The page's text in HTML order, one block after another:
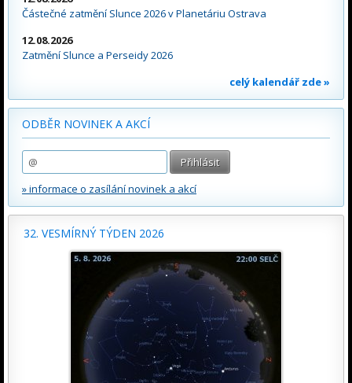
Částečné zatmění Slunce 2026 v Planetáriu Ostrava
12.08.2026
Zatmění Slunce a Perseidy 2026
celý kalendář zde »
ODBĚR NOVINEK A AKCÍ
» informace o zasílání novinek a akcí
32. VESMÍRNÝ TÝDEN 2026